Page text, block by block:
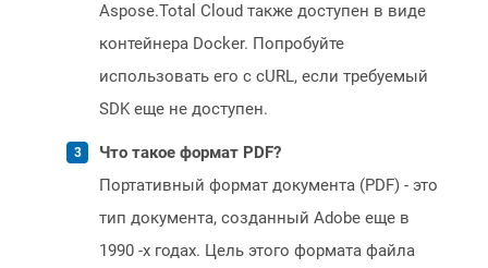
Aspose.Total Cloud также доступен в виде
контейнера Docker. Попробуйте
использовать его с cURL, если требуемый
SDK еще не доступен.
Что такое формат PDF?
Портативный формат документа (PDF) - это
тип документа, созданный Adobe еще в
1990 -х годах. Цель этого формата файла